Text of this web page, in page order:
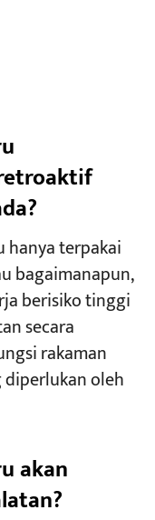
hanya terpakai
bagaimanapun,
berisiko tinggi
secara
rakaman
diperlukan oleh
akan